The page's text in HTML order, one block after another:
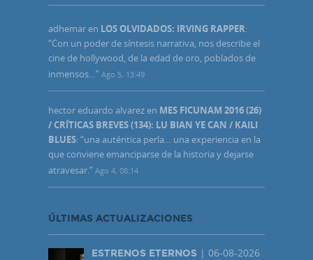
adhemar en LOS OLVIDADOS: IRVING RAPPER:
“Con un poder de síntesis narrativa, nos describe el
cine de hollywood, de la edad de oro, poblados de
inmensos…” Ago 5, 13:49
hector eduardo alvarez en MES FICUNAM 2016 (26)
/ CRÍTICAS BREVES (134): LU BIAN YE CAN / KAILI
BLUES: “una auténtica perla… una experiencia en la
que conviene emanciparse de la historia y dejarse
atravesar.” Ago 4, 08:14
ÚLTIMAS ACTUALIZACIONES
ESTRENOS ETERNOS | 06-08-2026